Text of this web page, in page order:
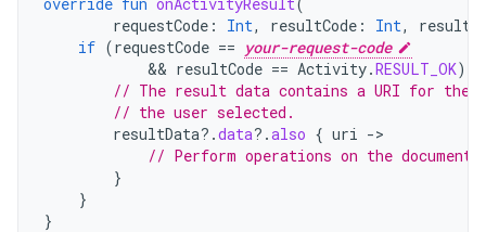
requestCode : Int, resultCode : Int,
if (requestCode == your-request-code
            &&
resultCode == Activity.RESULT_OK)
// The result data contains a URI for the
// the user selected.
resultData?.data?.also { uri ->
// Perform operations on the
}
}
}